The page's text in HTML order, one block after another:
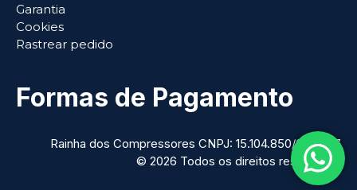
Garantia
Cookies
Rastrear pedido
Formas de Pagamento
Rainha dos Compressores CNPJ: 15.104.850/0001-07
© 2026 Todos os direitos reservados